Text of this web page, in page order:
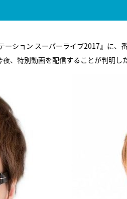
ション スーパーライブ2017』に、
、特別動画を配信することが判明し